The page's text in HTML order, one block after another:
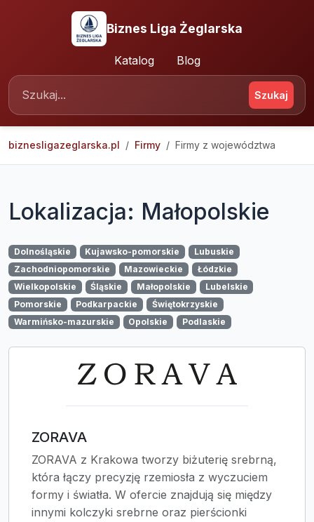
Biznes Liga Żeglarska
Katalog Blog
Szukaj
biznesligazeglarska.pl Firmy Firmy z województwa
Lokalizacja: Małopolskie
Dolnośląskie Kujawsko-pomorskie
Lubuskie
Zachodniopomorskie
Mazowieckie
Łódzkie
Wielkopolskie
Śląskie Małopolskie
Lubelskie
Pomorskie
Podkarpackie
Świętokrzyskie
Warmińsko-mazurskie
Opolskie Podlaskie
ZORAVA
ZORAVA z Krakowa tworzy biżuterię srebrną,
która łączy precyzję rzemiosła z wyczuciem
formy i światła. W ofercie znajdują się między
innymi kolczyki srebrne oraz pierścionki